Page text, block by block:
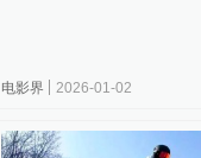
电影界 2026-01-02